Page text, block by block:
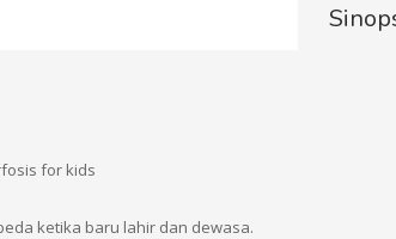
for kids
ketika baru lahir dan dewasa.